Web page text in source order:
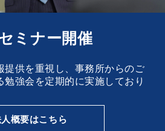
ミナー開催
提供を重視し、事務所からのご
強会を定期的に実施しており
概要はこちら